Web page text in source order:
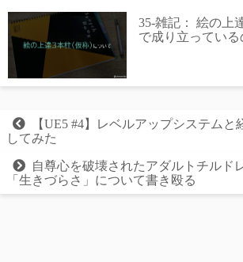
35-雑記： 絵の上
で成り立っている
【UE5 #4】レベルアップシステムと
してみた
自尊心を破壊されたアダルトチルド
「生きづらさ」について書き殴る